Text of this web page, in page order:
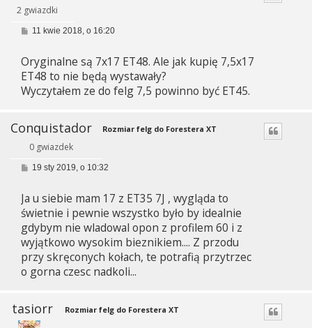
2 gwiazdki
P
t
11 kwie 2018, o 16:20
Oryginalne są 7x17 ET48. Ale jak kupię 7,5x17
ET48 to nie będą wystawały?
Wyczytałem ze do felg 7,5 powinno być ET45.
Conquistador
0 gwiazdek
Rozmiar felg do Forestera XT
P
t
19 sty 2019, o 10:32
Ja u siebie mam 17 z ET35 7J , wygląda to
świetnie i pewnie wszystko było by idealnie
gdybym nie wladowal opon z profilem 60 i z
wyjątkowo wysokim bieznikiem.... Z przodu
przy skręconych kołach, te potrafią przytrzec
o gorna czesc nadkoli...
tasiorr Rozmiar felg do Forestera XT